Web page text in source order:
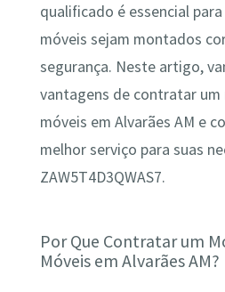
qualificado é essencial
móveis sejam montados
segurança. Neste artigo,
vantagens de contratar
móveis em Alvarães AM e
melhor serviço para suas
ZAW5T4D3QWAS7.
Por Que Contratar um
Móveis em Alvarães AM?